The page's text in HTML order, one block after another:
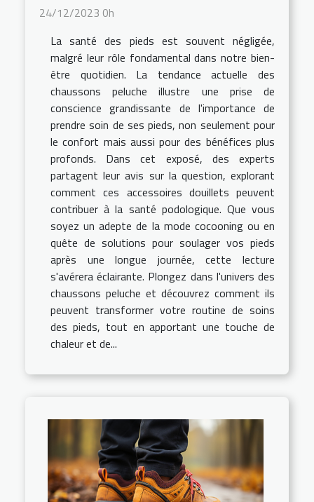
24/12/2023 0h
La santé des pieds est souvent négligée,
malgré leur rôle fondamental dans notre bien-
être quotidien. La tendance actuelle des
chaussons peluche illustre une prise de
conscience grandissante de l'importance de
prendre soin de ses pieds, non seulement pour
le confort mais aussi pour des bénéfices plus
profonds. Dans cet exposé, des experts
partagent leur avis sur la question, explorant
comment ces accessoires douillets peuvent
contribuer à la santé podologique. Que vous
soyez un adepte de la mode cocooning ou en
quête de solutions pour soulager vos pieds
après une longue journée, cette lecture
s'avérera éclairante. Plongez dans l'univers des
chaussons peluche et découvrez comment ils
peuvent transformer votre routine de soins
des pieds, tout en apportant une touche de
chaleur et de...